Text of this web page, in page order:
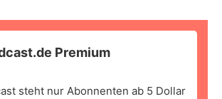
Premium
steht nur Abonnenten ab 5 Dollar